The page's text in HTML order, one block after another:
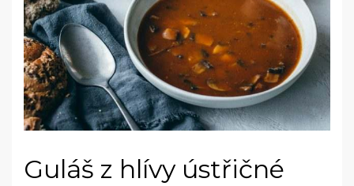
Guláš z hlívy ústřičné